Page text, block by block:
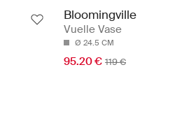
Bloomingville
Vuelle Vase
Ø 24.5 CM
95.20 € 119 €